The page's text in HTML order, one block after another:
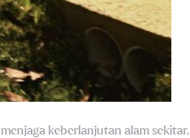
keberlanjutan alam sekitar.